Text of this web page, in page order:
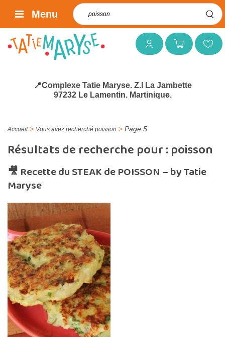
Mon compteMon panierMes favoris
Rechercher :
Menu
📍Complexe Tatie Maryse. Z.I La Jambette
97232 Le Lamentin. Martinique.
Accueil > Vous avez recherché poisson > Page 5
Résultats de recherche pour : poisson
🎥 Recette du STEAK de POISSON – by Tatie
Maryse